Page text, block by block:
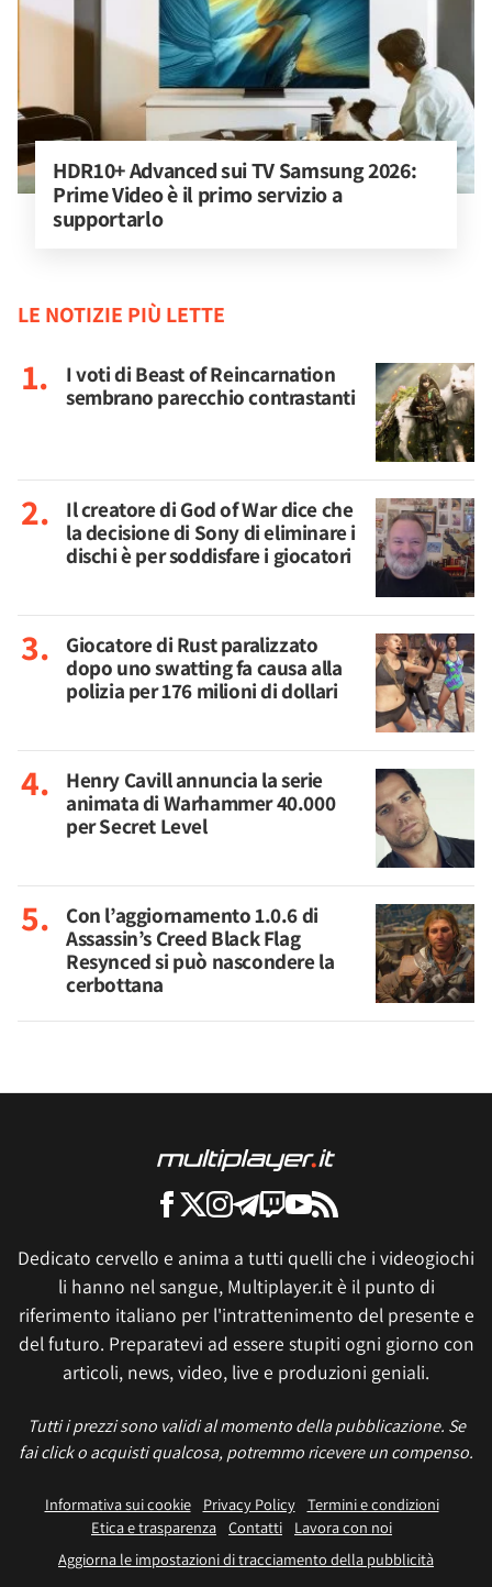
HDR10+ Advanced sui TV Samsung 2026:
Prime Video è il primo servizio a
supportarlo
LE NOTIZIE PIÙ LETTE
I voti di Beast of Reincarnation
sembrano parecchio contrastanti
Il creatore di God of War dice che
la decisione di Sony di eliminare i
dischi è per soddisfare i giocatori
Giocatore di Rust paralizzato
dopo uno swatting fa causa alla
polizia per 176 milioni di dollari
Henry Cavill annuncia la serie
animata di Warhammer 40.000
per Secret Level
Con l’aggiornamento 1.0.6 di
Assassin’s Creed Black Flag
Resynced si può nascondere la
cerbottana
Dedicato cervello e anima a tutti quelli che i videogiochi
li hanno nel sangue, Multiplayer.it è il punto di
riferimento italiano per l'intrattenimento del presente e
del futuro. Preparatevi ad essere stupiti ogni giorno con
articoli, news, video, live e produzioni geniali.
Tutti i prezzi sono validi al momento della pubblicazione. Se
fai click o acquisti qualcosa, potremmo ricevere un compenso.
Informativa sui cookie Privacy Policy
Termini e condizioni
Etica e trasparenza Contatti
Lavora con noi
Aggiorna le impostazioni di tracciamento della pubblicità